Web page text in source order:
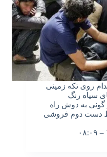
روی تکه زمینی
سیاه رنگ
گونی به دوش راه
دست دوم فروشی